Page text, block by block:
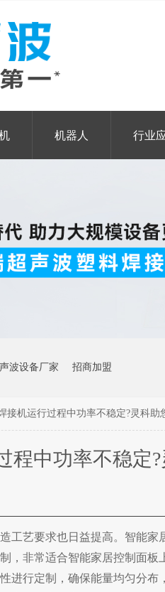
机器人 行业
波设备厂家 招商加盟
接机运行过程中功率不稳定?灵科助
程中功率不稳定
工艺要求也日益提高。智能
，非常适合智能家居控制面板
进行定制，确保能量均匀分布